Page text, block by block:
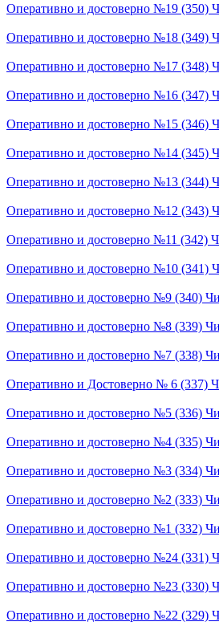
Оперативно и достоверно №19 (350)
Оперативно и достоверно №18 (349)
Оперативно и достоверно №17 (348)
Оперативно и достоверно №16 (347)
Оперативно и достоверно №15 (346)
Оперативно и достоверно №14 (345)
Оперативно и достоверно №13 (344)
Оперативно и достоверно №12 (343)
Оперативно и достоверно №11 (342)
Оперативно и достоверно №10 (341)
Оперативно и достоверно №9 (340)
Оперативно и достоверно №8 (339)
Оперативно и достоверно №7 (338)
Оперативно и Достоверно № 6 (337)
Оперативно и достоверно №5 (336)
Оперативно и достоверно №4 (335)
Оперативно и достоверно №3 (334)
Оперативно и достоверно №2 (333)
Оперативно и достоверно №1 (332)
Оперативно и достоверно №24 (331)
Оперативно и достоверно №23 (330)
Оперативно и достоверно №22 (329)